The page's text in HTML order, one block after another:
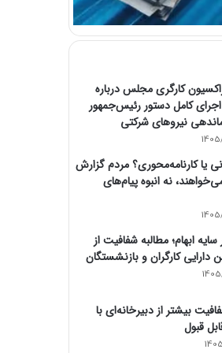
کارگری مجلس درباره
کامل دستور رئیس‌جمهور
نیروهای شرکتی
یا کارنامه‌محوری؟ مردم گزارش
نه انبوه پیام‌های
ابهام؛ مطالبه شفافیت از
دارایی کارگران و بازنشستگان
بیشتر از دبیرخانه‌ای با
قبول